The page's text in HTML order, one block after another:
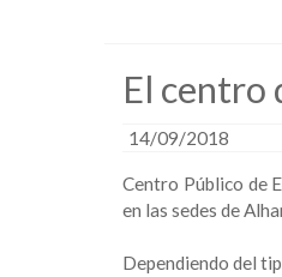
El centro
14/09/2018
Centro Público de
en las sedes de
Dependiendo del